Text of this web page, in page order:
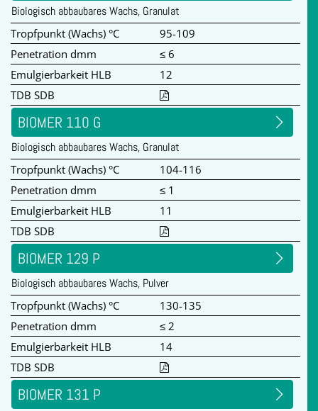
Biologisch abbaubares Wachs, Granulat
Tropfpunkt (Wachs) °C
95-109
Penetration dmm
≤ 6
Emulgierbarkeit HLB
12
TDB SDB
BIOMER 110 G
Biologisch abbaubares Wachs, Granulat
Tropfpunkt (Wachs) °C
104-116
Penetration dmm
≤ 1
Emulgierbarkeit HLB
11
TDB SDB
BIOMER 129 P
Biologisch abbaubares Wachs, Pulver
Tropfpunkt (Wachs) °C
130-135
Penetration dmm
≤ 2
Emulgierbarkeit HLB
14
TDB SDB
BIOMER 131 P